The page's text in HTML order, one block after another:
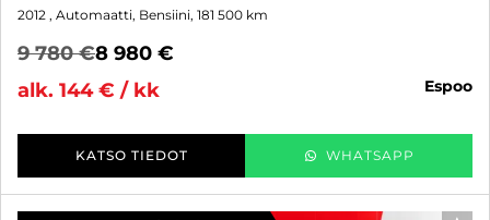
2012 , Automaatti, Bensiini, 181 500 km
9 780 €8 980 €
alk. 144 € / kk
espoo
KATSO TIEDOT WHATSAPP